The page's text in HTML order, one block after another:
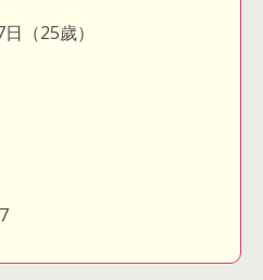
（25歲）